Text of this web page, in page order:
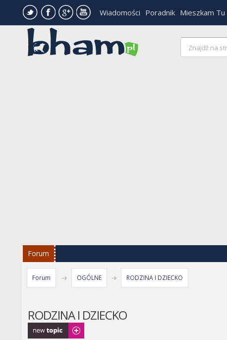
Wiadomości Poradnik Mieszkam Tu
Forum
Forum OGÓLNE RODZINA I DZIECKO
RODZINA I DZIECKO
Napisz wątek